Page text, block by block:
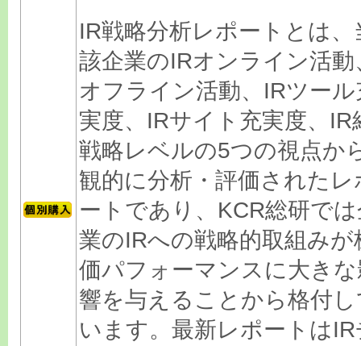
IR戦略分析レポートとは、
該企業のIRオンライン活動
オフライン活動、IRツール
実度、IRサイト充実度、IR
戦略レベルの5つの視点か
観的に分析・評価されたレ
ートであり、KCR総研で
業のIRへの戦略的取組みが
価パフォーマンスに大き
響を与えることから格付
います。最新レポートはIR